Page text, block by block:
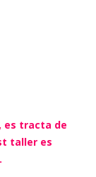
es tracta de
taller es